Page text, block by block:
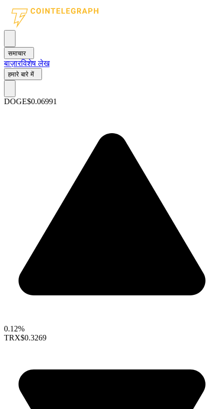
समाचार
बाज़ारविशेष लेख
हमारे बारे में
DOGE$0.06991
0.12%
TRX$0.3269